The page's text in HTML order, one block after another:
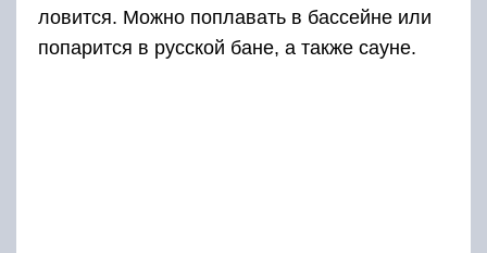
ловится. Можно поплавать в бассейне или
попарится в русской бане, а также сауне.